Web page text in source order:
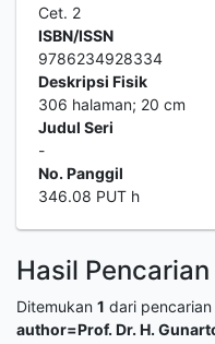
Cet. 2
ISBN/ISSN
9786234928334
Deskripsi Fisik
306 halaman; 20 cm
Judul Seri
-
No. Panggil
346.08 PUT h
Hasil Pencarian
Ditemukan 1 dari
author=Prof. Dr. H.